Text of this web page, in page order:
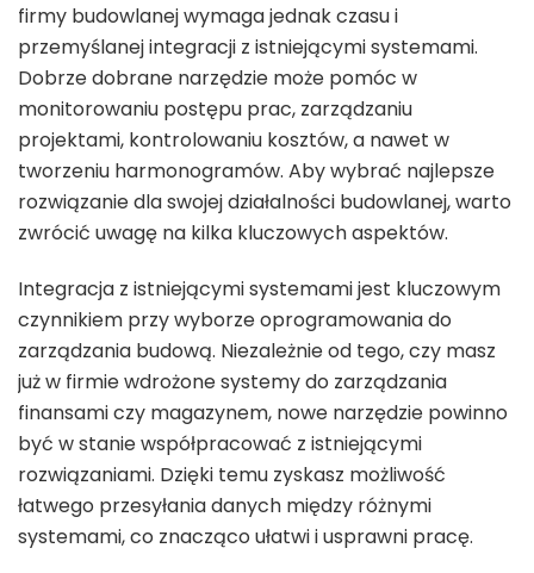
firmy budowlanej wymaga jednak czasu i
przemyślanej integracji z istniejącymi systemami.
Dobrze dobrane narzędzie może pomóc w
monitorowaniu postępu prac, zarządzaniu
projektami, kontrolowaniu kosztów, a nawet w
tworzeniu harmonogramów. Aby wybrać najlepsze
rozwiązanie dla swojej działalności budowlanej, warto
zwrócić uwagę na kilka kluczowych aspektów.
Integracja z istniejącymi systemami jest kluczowym
czynnikiem przy wyborze oprogramowania do
zarządzania budową. Niezależnie od tego, czy masz
już w firmie wdrożone systemy do zarządzania
finansami czy magazynem, nowe narzędzie powinno
być w stanie współpracować z istniejącymi
rozwiązaniami. Dzięki temu zyskasz możliwość
łatwego przesyłania danych między różnymi
systemami, co znacząco ułatwi i usprawni pracę.